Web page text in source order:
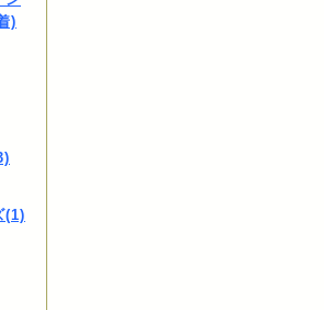
)
(1)